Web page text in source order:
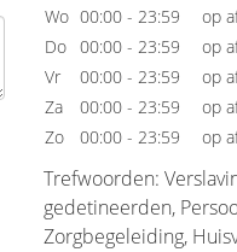
Wo 00:00 - 23:59
op
Do 00:00 - 23:59
op
Vr
00:00 - 23:59
op
Za
00:00 - 23:59
op
Zo
00:00 - 23:59 op
Trefwoorden:
gedetineerden,
Zorgbegeleiding,